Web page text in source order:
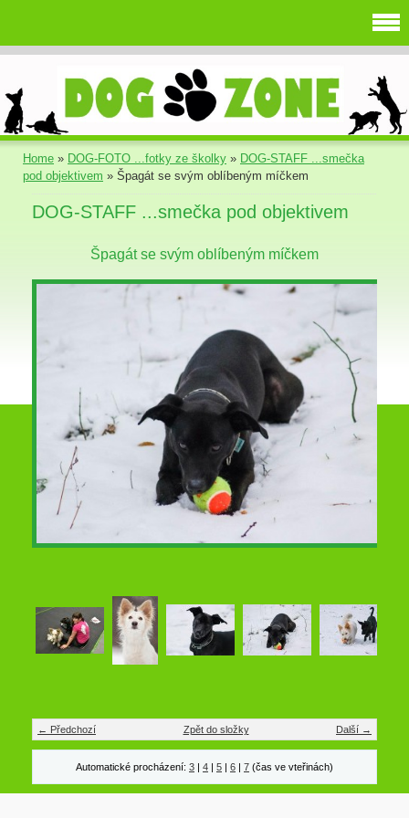
Home » DOG-FOTO ...fotky ze školky » DOG-STAFF ...smečka
pod objektivem » Špagát se svým oblíbeným míčkem
DOG-STAFF ...smečka pod objektivem
Špagát se svým oblíbeným míčkem
← Předchozí Další →
Zpět do složky
Automatické procházení: 3 | 4 | 5 | 6 | 7 (čas ve vteřinách)